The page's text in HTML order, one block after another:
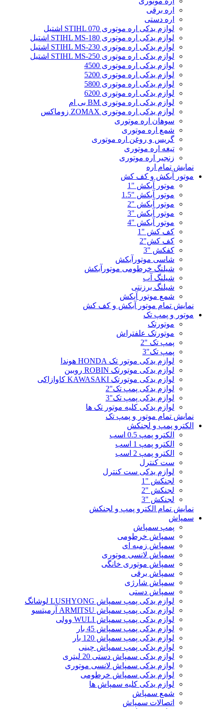
اره برقی
اره دستی
لوازم یدکی اره موتوری STIHL 070 اشتیل
لوازم یدکی اره موتوری STIHL MS-180 اشتیل
لوازم یدکی اره موتوری STIHL MS-230 اشتیل
لوازم یدکی اره موتوری STIHL MS-250 اشتیل
لوازم یدکی اره موتوری 4500
لوازم یدکی اره موتوری 5200
لوازم یدکی اره موتوری 5800
لوازم یدکی اره موتوری 6200
لوازم یدکی اره موتوری BM بی ام
لوازم یدکی اره موتوری ZOMAX زوماکس
سوهان اره موتوری
شمع اره موتوری
گریس و روغن اره موتوری
تیغه اره موتوری
زنجیر اره موتوری
نمایش تمام اره
موتور آبکش و کف کش
موتور آبکش "1
موتور آبکش "1.5
موتور آبکش "2
موتور آبکش "3
موتور آبکش "4
کف کش "1
کف کش"2
کفکش "3
شاسی موتورآبکش
شیلنگ خرطومی موتورآبکش
شیلنگ آب
شیلنگ برزنتی
شمع موتور آبکش
نمایش تمام موتور آبکش و کف کش
موتور و پمپ تک
موتورتک
موتورتک علفتراش
پمپ تک "2
پمپ تک"3
لوازم یدکی موتور تک HONDA هوندا
لوازم یدکی موتورتک ROBIN روبین
لوازم یدکی موتورتک KAWASAKI کاوازاکی
لوازم یدکی پمپ تک"2
لوازم یدکی پمپ تک"3
لوازم یدکی کلیه موتور تک ها
نمایش تمام موتور و پمپ تک
الکترو پمپ و لجنکش
الکترو پمپ 0.5 اسب
الکترو پمپ 1 اسب
الکترو پمپ 2 اسب
ست کنترل
لوازم یدکی ست کنترل
لجنکش "1
لجنکش "2
لجنکش "3
نمایش تمام الکترو پمپ و لجنکش
سمپاش
پمپ سمپاش
سمپاش خرطومی
سمپاش زمبه ای
سمپاش لانسی موتوری
سمپاش موتوری خانگی
سمپاش برقی
سمپاش شارژی
سمپاش دستی
لوازم یدکی پمپ سمپاش LUSHYONG لوشانگ
لوازم یدکی پمپ سمپاش ARMITSU آرمیتسو
لوازم یدکی پمپ سمپاش WULI وولی
لوازم یدکی پمپ سمپاش 45 بار
لوازم یدکی پمپ سمپاش 120 بار
لوازم یدکی پمپ سمپاش چینی
لوازم یدکی سمپاش دستی 20 لیتری
لوازم یدکی سمپاش لانسی موتوری
لوازم یدکی سمپاش خرطومی
لوازم یدکی کلیه سمپاش ها
شمع سمپاش
اتصالات سمپاش